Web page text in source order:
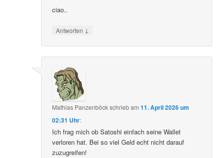
ciao..
Antworten ↓
Mathias Panzenböckschriebam11. April 2026 um
02:31 Uhr:
Ich frag mich ob Satoshi einfach seine Wallet
verloren hat. Bei so viel Geld echt nicht darauf
zuzugreifen!